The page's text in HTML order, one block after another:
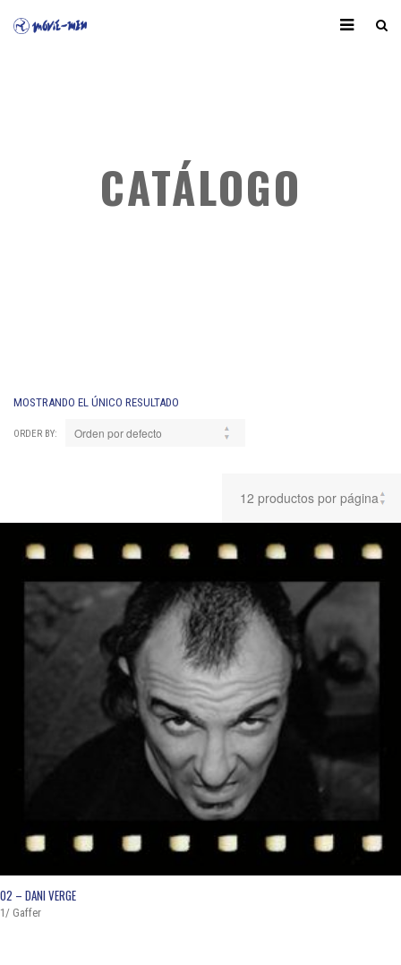
CATÁLOGO
MOSTRANDO EL ÚNICO RESULTADO
ORDER BY:
02 – DANI VERGE
1/ Gaffer